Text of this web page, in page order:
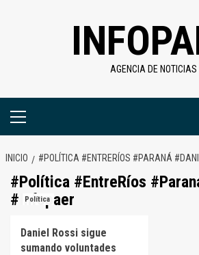
AGENCIA DE NOTICIAS
Menú
INICIO #POLÍTICA #ENTRERÍOS #PARANÁ
#Política #EntreRíos
#Infopaer
Política
Daniel Rossi sigue
sumando voluntades